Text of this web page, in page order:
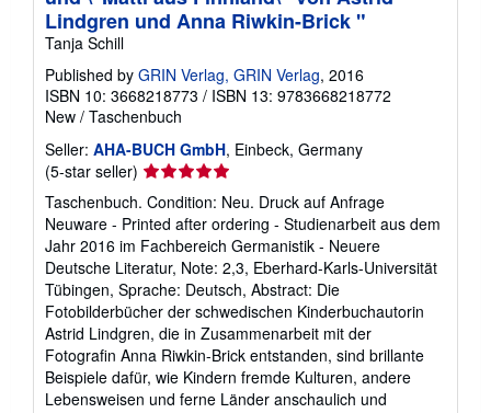
Lindgren und Anna Riwkin-Brick "
Tanja Schill
Published by GRIN Verlag, GRIN Verlag, 2016
ISBN 10: 3668218773 / ISBN 13: 9783668218772
New / Taschenbuch
Seller: AHA-BUCH GmbH, Einbeck, Germany
(5-star seller) Seller
rating
5
out
of
5
stars
Taschenbuch. Condition: Neu. Druck auf Anfrage
Neuware - Printed after ordering - Studienarbeit aus dem
Jahr 2016 im Fachbereich Germanistik - Neuere
Deutsche Literatur, Note: 2,3, Eberhard-Karls-Universität
Tübingen, Sprache: Deutsch, Abstract: Die
Fotobilderbücher der schwedischen Kinderbuchautorin
Astrid Lindgren, die in Zusammenarbeit mit der
Fotografin Anna Riwkin-Brick entstanden, sind brillante
Beispiele dafür, wie Kindern fremde Kulturen, andere
Lebensweisen und ferne Länder anschaulich und